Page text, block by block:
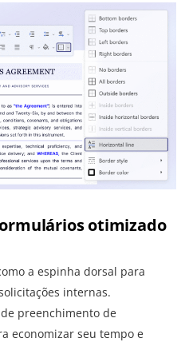
otimizado
a espinha dorsal para
internas.
preenchimento de
economizar seu tempo e